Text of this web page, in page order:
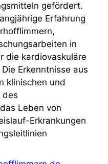
gefördert.
Erfahrung
in
die kardiovaskuläre
Erkenntnisse aus
klinischen und
des
Leben von
Erkrankungen